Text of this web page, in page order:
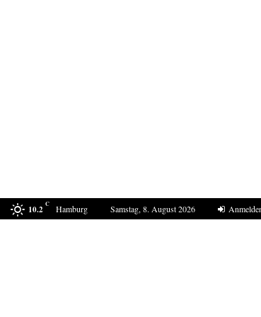
10.2 C Hamburg Samstag, 8. August 2026
In Ceuta eskaliert die Situation erneut